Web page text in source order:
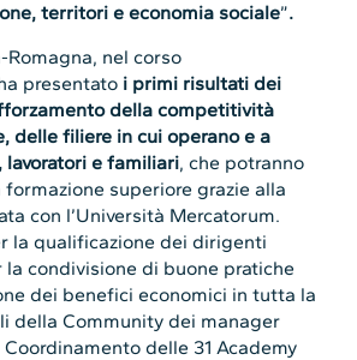
territori e economia sociale”.
Romagna, nel corso
presentato i primi risultati dei
della competitività
delle filiere in cui operano e a
e familiari, che potranno
superiore grazie alla
con l’Università Mercatorum.
la qualificazione dei dirigenti
la condivisione di buone pratiche
dei benefici economici in tutta la
della Community dei manager
delle 31 Academy